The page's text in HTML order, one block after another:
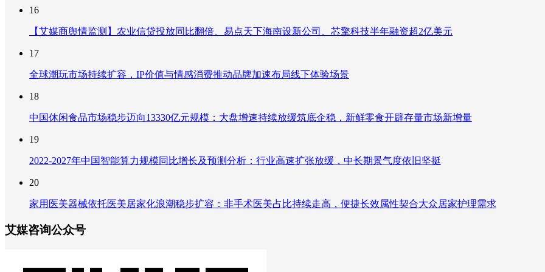
16
【艾媒商舆情监测】农业信贷投放同比翻倍、易点天下海南设新公司、芯擎科技半年融资超2亿美元
17
全球潮玩市场持续扩容，IP价值与情感消费推动品牌加速布局线下体验场景
18
中国休闲食品市场稳步迈向13330亿元规模：大盘增速持续放缓筑底企稳，新鲜零食开辟存量市场新增量
19
2022-2027年中国智能算力规模同比增长及预测分析：行业高速扩张放缓，中长期景气度依旧坚挺
20
家用医美器械依托医美居家化浪潮稳步扩容：非手术医美占比持续走高，便捷长效属性契合大众居家护理需求
艾媒咨询公众号